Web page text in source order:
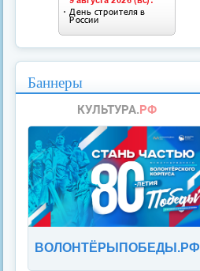
Баннеры
ВОЛОНТЁРЫПОБЕДЫ.РФ